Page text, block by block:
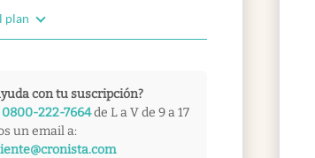
plan
con tu suscripción?
0800-222-7664de L a V de 9 a 17
un email a: